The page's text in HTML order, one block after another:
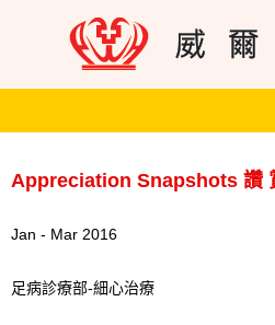
Appreciation Snapshots 讚
Jan - Mar 2016
足病診療部-細心治療